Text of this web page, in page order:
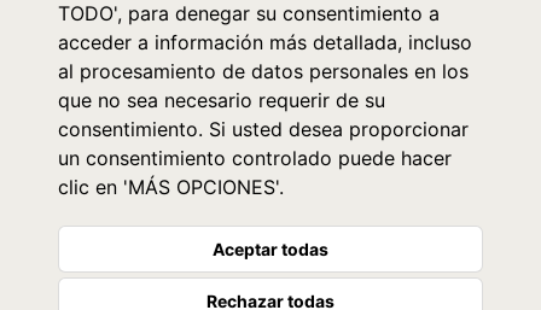
TODO', para denegar su consentimiento a
acceder a información más detallada, incluso
al procesamiento de datos personales en los
que no sea necesario requerir de su
consentimiento. Si usted desea proporcionar
un consentimiento controlado puede hacer
clic en 'MÁS OPCIONES'.
Aceptar todas
Rechazar todas